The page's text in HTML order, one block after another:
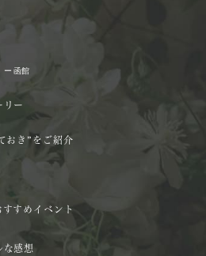
函館
リー
おき”をご紹介
すめイベント
な感想